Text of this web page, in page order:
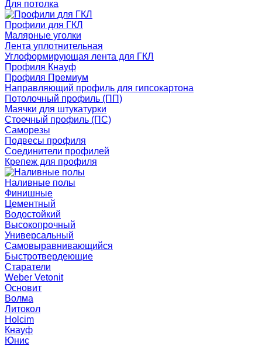
Для потолка
Профили для ГКЛ
Малярные уголки
Лента уплотнительная
Углоформирующая лента для ГКЛ
Профиля Кнауф
Профиля Премиум
Направляющий профиль для гипсокартона
Потолочный профиль (ПП)
Маячки для штукатурки
Стоечный профиль (ПС)
Саморезы
Подвесы профиля
Соединители профилей
Крепеж для профиля
Наливные полы
Финишные
Цементный
Водостойкий
Высокопрочный
Универсальный
Самовыравнивающийся
Быстротвердеющие
Старатели
Weber Vetonit
Основит
Волма
Литокол
Holcim
Кнауф
Юнис